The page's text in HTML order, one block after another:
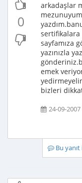
0
arkadaşlar
sertifikalara
sayfamıza
yazınızla
emek
bizleri
24-09-2007
Bu